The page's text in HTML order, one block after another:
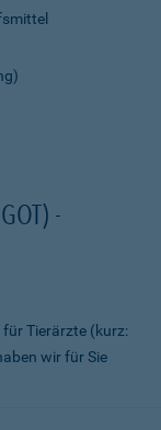
-
Tierärzte (kurz:
wir für Sie